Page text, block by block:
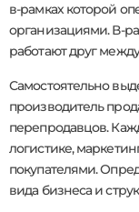
в-рамках которой
организациями. В-
работают друг
Самостоятельно
производитель
перепродавцов.
логистике,
покупателями.
вида бизнеса и